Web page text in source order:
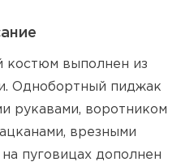
костюм выполнен из
Однобортный пиджак
рукавами, воротником
врезными
пуговицах дополнен